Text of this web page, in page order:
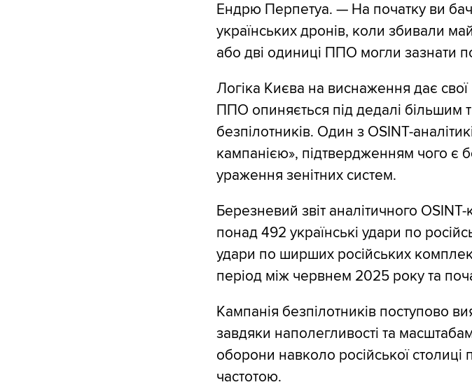
Ендрю Перпетуа. — На початку ви
українських дронів, коли збивали
або дві одиниці ППО могли зазнати
Логіка Києва на виснаження дає свої
ППО опиняється під дедалі більшим
безпілотників. Один з OSINT-
кампанією», підтвердженням чого є
ураження зенітних систем.
Березневий звіт аналітичного
понад 492 українські удари по
удари по ширших російських
період між червнем 2025 року та
Кампанія безпілотників поступово
завдяки наполегливості та
оборони навколо російської
частотою.